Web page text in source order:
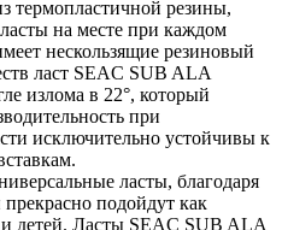
термопластичной резины,
на месте при каждом
нескользящие резиновый
ласт SEAC SUB ALA
излома в 22°, который
при
исключительно устойчивы к
ласты, благодаря
подойдут как
детей. Ласты SEAC SUB ALA